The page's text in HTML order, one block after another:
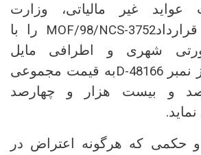
غیر مالیاتی، وزارت
MOF/98/NCS-3752
را با
شهری و اطرافی مایل
نمبرD-48166به قیمت مجموعی
920400نوصد و بیست هزار و چهارصد
حکمی که هرگونه اعتراض در